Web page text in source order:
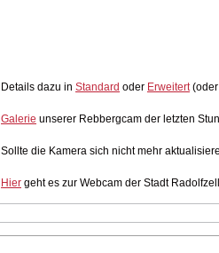
Details dazu in Standard oder Erweitert(oder
Galerie unserer Rebbergcam der letzten
Sollte die Kamera sich nicht mehr
Hier geht es zur Webcam der Stadt